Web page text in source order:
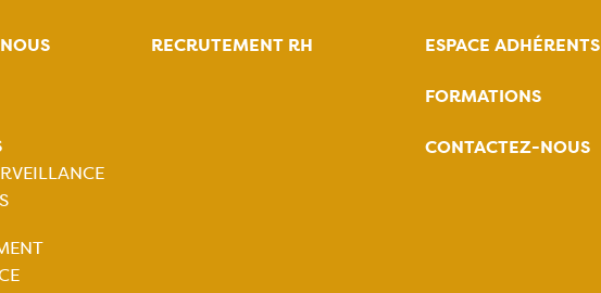
RECRUTEMENT RH ESPACE ADHÉRENTS
FORMATIONS
CONTACTEZ-NOUS